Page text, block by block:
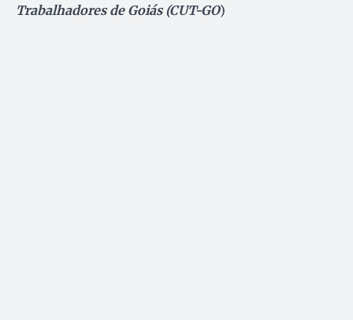
Trabalhadores de Goiás (CUT-GO)